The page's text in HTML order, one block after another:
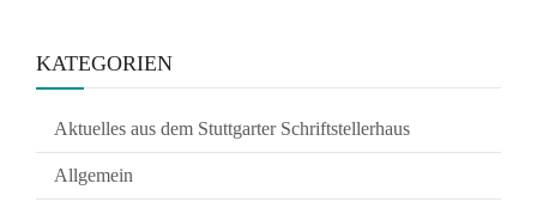
KATEGORIEN
Aktuelles aus dem Stuttgarter Schriftstellerhaus
Allgemein